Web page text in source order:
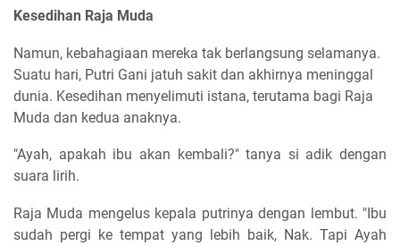
Kesedihan Raja Muda
Namun, kebahagiaan mereka tak berlangsung selamanya.
Suatu hari, Putri Gani jatuh sakit dan akhirnya meninggal
dunia. Kesedihan menyelimuti istana, terutama bagi Raja
Muda dan kedua anaknya.
"Ayah, apakah ibu akan kembali?" tanya si adik dengan
suara lirih.
Raja Muda mengelus kepala putrinya dengan lembut. "Ibu
sudah pergi ke tempat yang lebih baik, Nak. Tapi Ayah